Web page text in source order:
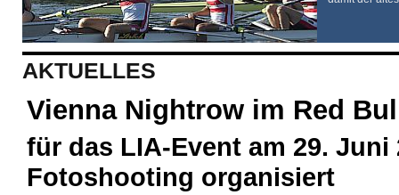
AKTUELLES
Vienna Nightrow im Red
für das LIA-Event am 29. Juni
Fotoshooting organisiert